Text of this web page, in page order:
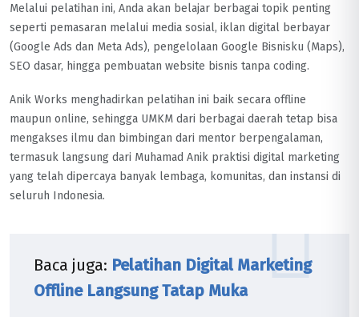
Melalui pelatihan ini, Anda akan belajar berbagai topik penting
seperti pemasaran melalui media sosial, iklan digital berbayar
(Google Ads dan Meta Ads), pengelolaan Google Bisnisku (Maps),
SEO dasar, hingga pembuatan website bisnis tanpa coding.
Anik Works menghadirkan pelatihan ini baik secara offline
maupun online, sehingga UMKM dari berbagai daerah tetap bisa
mengakses ilmu dan bimbingan dari mentor berpengalaman,
termasuk langsung dari Muhamad Anik praktisi digital marketing
yang telah dipercaya banyak lembaga, komunitas, dan instansi di
seluruh Indonesia.
Baca juga: Pelatihan Digital Marketing
Offline Langsung Tatap Muka